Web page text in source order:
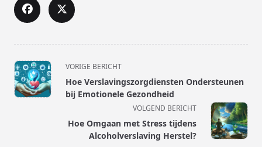
<span
class="nav-
subtitle
text">Pagina</span>
VORIGE BERICHT
Hoe Verslavingszorgdiensten Ondersteunen
bij Emotionele Gezondheid
VOLGEND BERICHT
Hoe Omgaan met Stress tijdens
Alcoholverslaving Herstel?